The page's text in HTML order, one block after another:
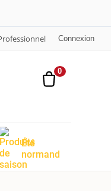
Connexion
0
Été
normand